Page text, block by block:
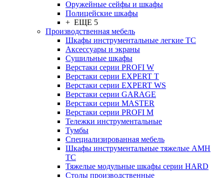
Оружейные сейфы и шкафы
Полицейские шкафы
+ ЕЩЕ 5
Производственная мебель
Шкафы инструментальные легкие ТС
Аксессуары и экраны
Cушильные шкафы
Верстаки серии PROFI W
Верстаки серии EXPERT T
Верстаки серии EXPERT WS
Верстаки серии GARAGE
Верстаки серии MASTER
Верстаки серии PROFI M
Тележки инструментальные
Тумбы
Cпециализированная мебель
Шкафы инструментальные тяжелые AMH
TC
Тяжелые модульные шкафы серии HARD
Столы производственные